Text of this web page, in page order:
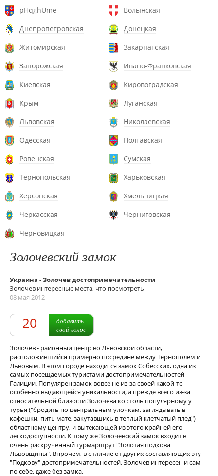
pHqghUme
Волынская
Днепропетровская
Донецкая
Житомирская
Закарпатская
Запорожская
Ивано-Франковская
Киевская
Кировоградская
Крым
Луганская
Львовская
Николаевская
Одесская
Полтавская
Ровенская
Сумская
Тернопольская
Харьковская
Херсонская
Хмельницкая
Черкасская
Черниговская
Черновицкая
Золочевский замок
Украина - Золочев достопримечательности
Золочев интересные места, что посмотреть.
08 мая 2012
20
добавить
свой голос
Золочев - районный центр во Львовской области,
расположившийся примерно посредине между Тернополем и
Львовым. В этом городе находится замок Собесских, одна из
самых посещаемых туристами достопримечательностей
Галиции. Популярен замок вовсе не из-за своей какой-то
особенно выдающейся уникальности, а прежде всего из-за
относительной близости Золочева ко столь популярному у
турья ("бродить по центральным улочкам, заглядывать в
кафешки, пить мате, закутавшись в теплый клетчатый плед")
областному центру, и вытекающей из этого крайней его
легкодоступности. К тому же Золочевский замок входит в
очень раскрученный турмаршрут "Золотая подкова
Львовщины". Впрочем, в отличие от других составляющих эту
"Подкову" достопримечательностей, Золочев интересен и сам
по себе, даже без замка.